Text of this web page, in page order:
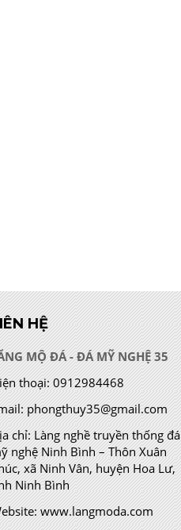
HỆ
MỘ ĐÁ - ĐÁ MỸ NGHỆ 35
thoại:0912984468
phongthuy35@gmail.com
chỉ:Làng nghề truyền thống đá
nghệ Ninh Bình – Thôn Xuân
xã Ninh Vân, huyện Hoa Lư,
Ninh Bình
www.langmoda.com